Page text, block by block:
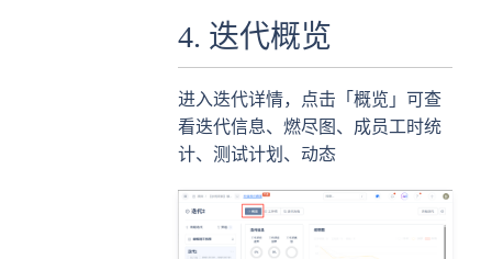
4. 迭代概览
进入迭代详情，点击「概览」可查
看迭代信息、燃尽图、成员工时统
计、测试计划、动态